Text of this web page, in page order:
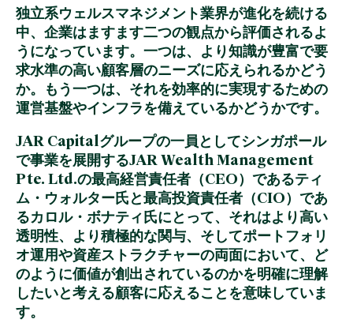
Family
Office
私
た
ち
に
つ
い
て
チ
ー
ム
紹
投資
プロ
セス
の概
要
複数
カス
トデ
ィ銀
行の
統合
わせ
当社のチーム
は、当社およ
び提供するサ
ービスに関す
るご質問にお
答えいたしま
投資プロセスの概要
複数カストディ銀行の統合
規制情報
お問い合わせ
独立系ウェルスマネジメント業界が進化を続ける
中、企業はますます二つの観点から評価されるよ
うになっています。一つは、より知識が豊富で要
求水準の高い顧客層のニーズに応えられるかどう
か。もう一つは、それを効率的に実現するための
運営基盤やインフラを備えているかどうかです。
JAR Capitalグループの一員としてシンガポール
で事業を展開するJAR Wealth Management
Pte. Ltd.の最高経営責任者（CEO）であるティ
ム・ウォルター氏と最高投資責任者（CIO）であ
るカロル・ボナティ氏にとって、それはより高い
透明性、より積極的な関与、そしてポートフォリ
オ運用や資産ストラクチャーの両面において、ど
のように価値が創出されているのかを明確に理解
したいと考える顧客に応えることを意味していま
す。